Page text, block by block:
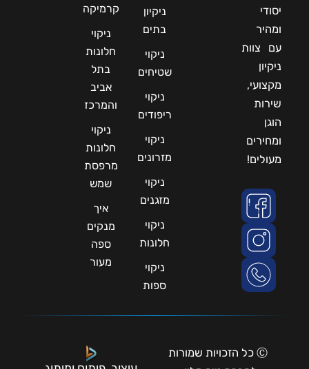
יסודי
ומהיר
עם צוות
ניקיון
מקצועי,
שירות
הוגן
ומחירים
מעולים!
ניקיון
בתים
ניקוי
שטיחים
ניקוי
ריפודים
ניקוי
מזרונים
ניקוי
מזגנים
ניקוי
חלונות
ניקוי
ספות
קרמיקה
ניקוי
חלונות
בתל
אביב
והמרכז
ניקוי
חלונות
מרפסת
שמש
איך
מנקים
ספה
מעור
Ⓒ כל הזכויות שמורות